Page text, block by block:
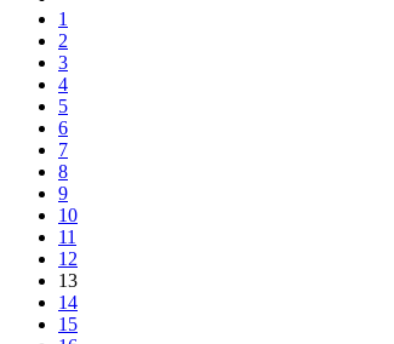
1
2
3
4
5
6
7
8
9
10
11
12
13
14
15